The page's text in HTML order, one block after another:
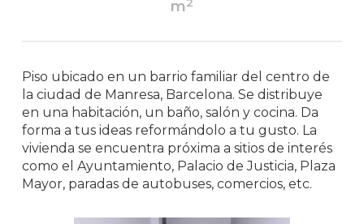
m
Piso ubicado en un barrio familiar del centro de
la ciudad de Manresa, Barcelona. Se distribuye
en una habitación, un baño, salón y cocina. Da
forma a tus ideas reformándolo a tu gusto. La
vivienda se encuentra próxima a sitios de interés
como el Ayuntamiento, Palacio de Justicia, Plaza
Mayor, paradas de autobuses, comercios, etc.